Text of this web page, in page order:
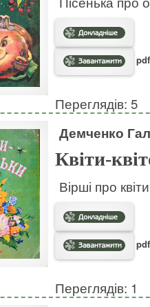
Переглядів: 5
Демченко
Квіти-
Вірші про
Переглядів: 1